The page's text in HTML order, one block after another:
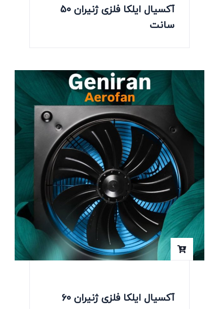
آکسیال ایلکا فلزی ژنیران 50
سانت
آکسیال ایلکا فلزی ژنیران 60